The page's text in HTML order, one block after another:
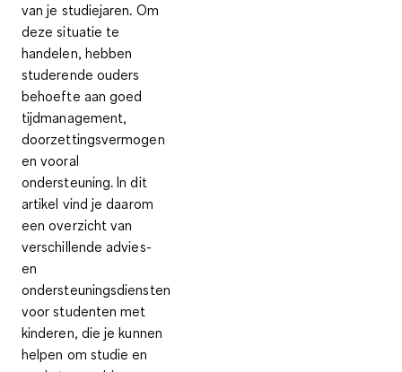
van je studiejaren. Om
deze situatie te
handelen, hebben
studerende ouders
behoefte aan goed
tijdmanagement,
doorzettingsvermogen
en vooral
ondersteuning. In dit
artikel vind je daarom
een overzicht van
verschillende advies-
en
ondersteuningsdiensten
voor studenten met
kinderen, die je kunnen
helpen om studie en